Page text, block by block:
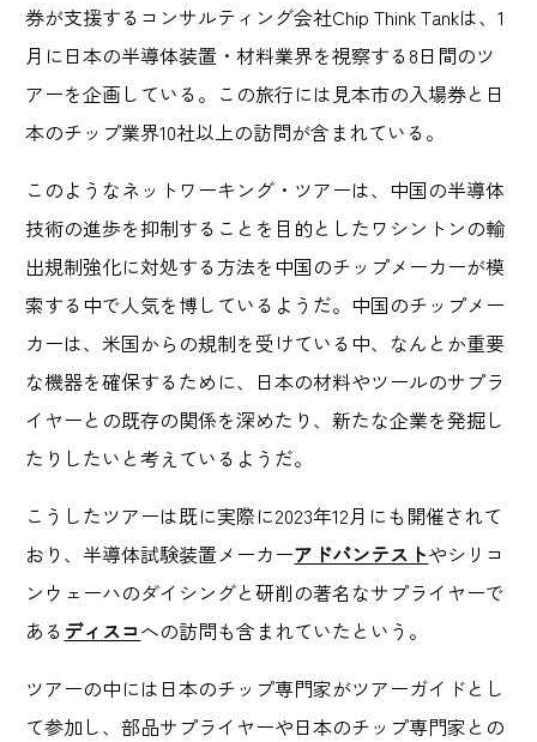
券が支援するコンサルティング会社Chip Think Tankは、1
月に日本の半導体装置・材料業界を視察する8日間のツ
アーを企画している。この旅行には見本市の入場券と日
本のチップ業界10社以上の訪問が含まれている。
このようなネットワーキング・ツアーは、中国の半導体
技術の進歩を抑制することを目的としたワシントンの輸
出規制強化に対処する方法を中国のチップメーカーが模
索する中で人気を博しているようだ。中国のチップメー
カーは、米国からの規制を受けている中、なんとか重要
な機器を確保するために、日本の材料やツールのサプラ
イヤーとの既存の関係を深めたり、新たな企業を発掘し
たりしたいと考えているようだ。
こうしたツアーは既に実際に2023年12月にも開催されて
おり、半導体試験装置メーカーアドバンテストやシリコ
ンウェーハのダイシングと研削の著名なサプライヤーで
ある ディスコへの訪問も含まれていたという。
ツアーの中には日本のチップ専門家がツアーガイドとし
て参加し、部品サプライヤーや日本のチップ専門家との